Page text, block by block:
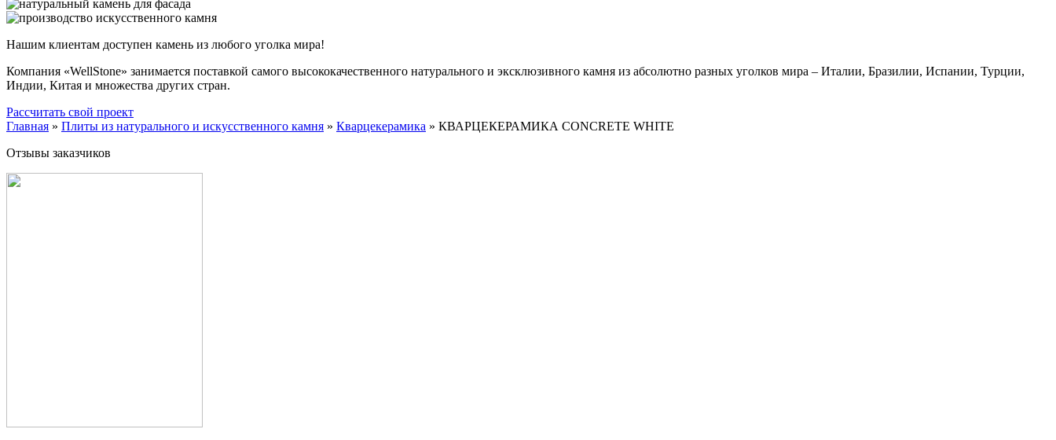
Нашим клиентам доступен камень из любого уголка мира!
Компания «WellStone» занимается поставкой самого высококачественного натурального и эксклюзивного камня из абсолютно разных уголков мира – Италии, Бразилии, Испании, Турции,
Индии, Китая и множества других стран.
Рассчитать свой проект
Главная » Плиты из натурального и искусственного камня » Кварцекерамика » КВАРЦЕКЕРАМИКА CONCRETE WHITE
Отзывы заказчиков